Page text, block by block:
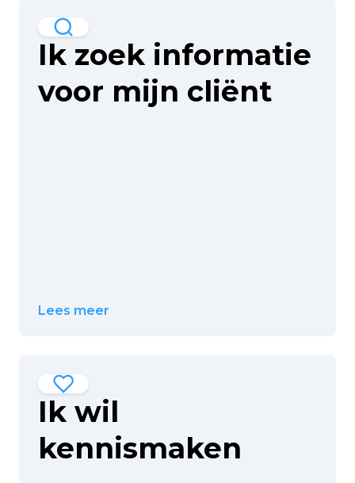
Ik zoek informatie
voor mijn cliënt
Lees meer
Ik wil
kennismaken